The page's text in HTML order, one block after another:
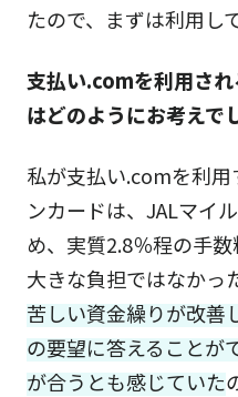
たので、まずは利用し
支払い.comを利用さ
はどのようにお考えで
私が支払い.comを利
ンカードは、JALマイ
め、実質2.8％程の手
大きな負担ではなかっ
苦しい資金繰りが改善
の要望に答えることが
が合うとも感じていた